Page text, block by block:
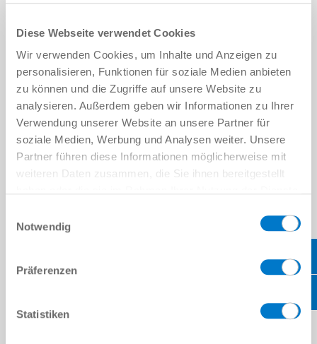
Diese Webseite verwendet Cookies
Wir verwenden Cookies, um Inhalte und Anzeigen zu
personalisieren, Funktionen für soziale Medien anbieten
zu können und die Zugriffe auf unsere Website zu
analysieren. Außerdem geben wir Informationen zu Ihrer
Verwendung unserer Website an unsere Partner für
soziale Medien, Werbung und Analysen weiter. Unsere
Partner führen diese Informationen möglicherweise mit
weiteren Daten zusammen, die Sie ihnen bereitgestellt
Notwendig
Präferenzen
Statistiken
이메일 주소*
회사*
위치*
주*